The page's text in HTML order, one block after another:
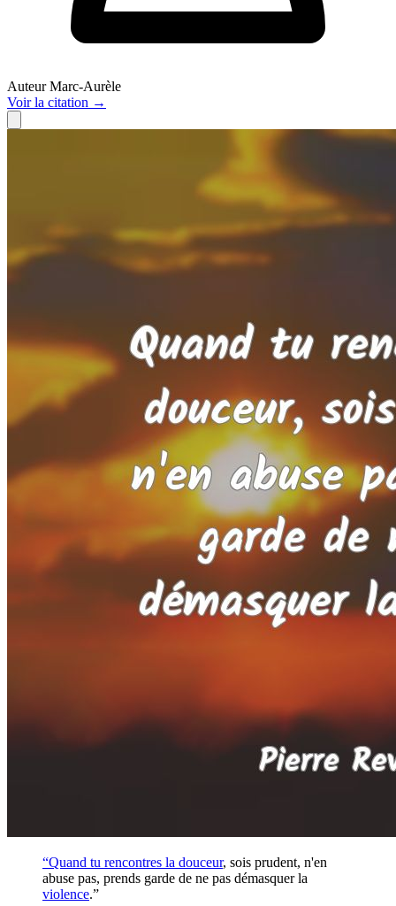
Auteur Marc-Aurèle
Voirla citation →
“Quand tu rencontres la douceur, sois prudent, n'en
abuse pas, prends garde de ne pas démasquer la
violence.”